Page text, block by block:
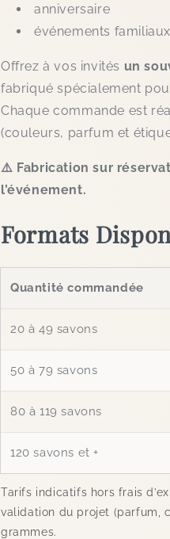
anniversaire
événements
Offrez à vos invités un
fabriqué spécialement
Chaque commande est
(couleurs, parfum et
⚠️ Fabrication sur
l’événement.
Formats
Quantité commandée
20 à 49 savons
50 à 79 savons
80 à 119 savons
120 savons et +
Tarifs indicatifs hors frais
validation du projet (parfum,
grammes.